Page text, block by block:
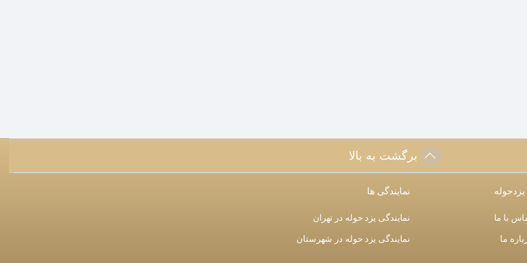
برگشت به بالا
یزدحوله
با ما
ما
نمایندگی ها
نمایندگی یزد حوله در تهران
نمایندگی یزد حوله در شهرستان